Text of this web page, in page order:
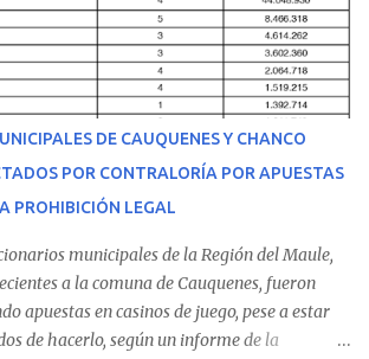
dado la urgencia la ambulancia partió hacia
Carabineros. En medio del traslado, el
de 25 años, se agravó y pese a los esfuerzos
terminó falleciendo, sin alcanzar a
en el centro de destino. Apenas se
de su condición, sus padres —residentes en
a Cauquenes con la esperanza de una
obstante, alrededo...
DE CAUQUENES Y CHANCO
POR CONTRALORÍA POR APUESTAS
PROHIBICIÓN LEGAL
municipales de la Región del Maule,
a la comuna de Cauquenes, fueron
apuestas en casinos de juego, pese a estar
de hacerlo, según un informe de la